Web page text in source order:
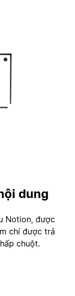
dung
Notion, được
chí được trả
chuột.